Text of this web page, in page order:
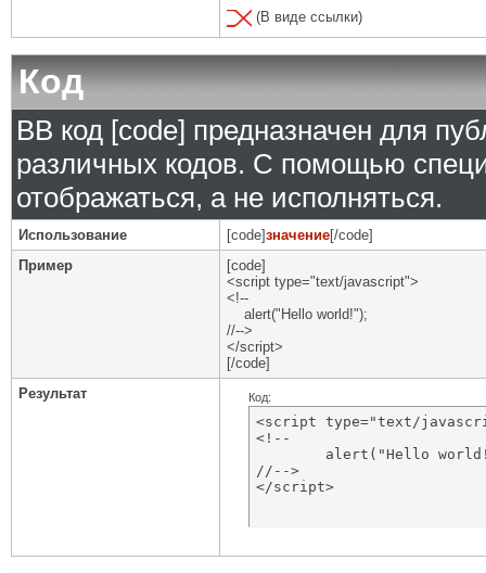
(В виде ссылки)
Код
BB код [code] предназначен для
различных кодов. С помощью
отображаться, а не исполняться.
Использование [code]значение[/code]
Пример
[code]
<script type="text/javascript">
<!--
alert("Hello world!");
//-->
</script>
[/code]
Результат
Код:
<script type="text/
<!--
//-->
</script>